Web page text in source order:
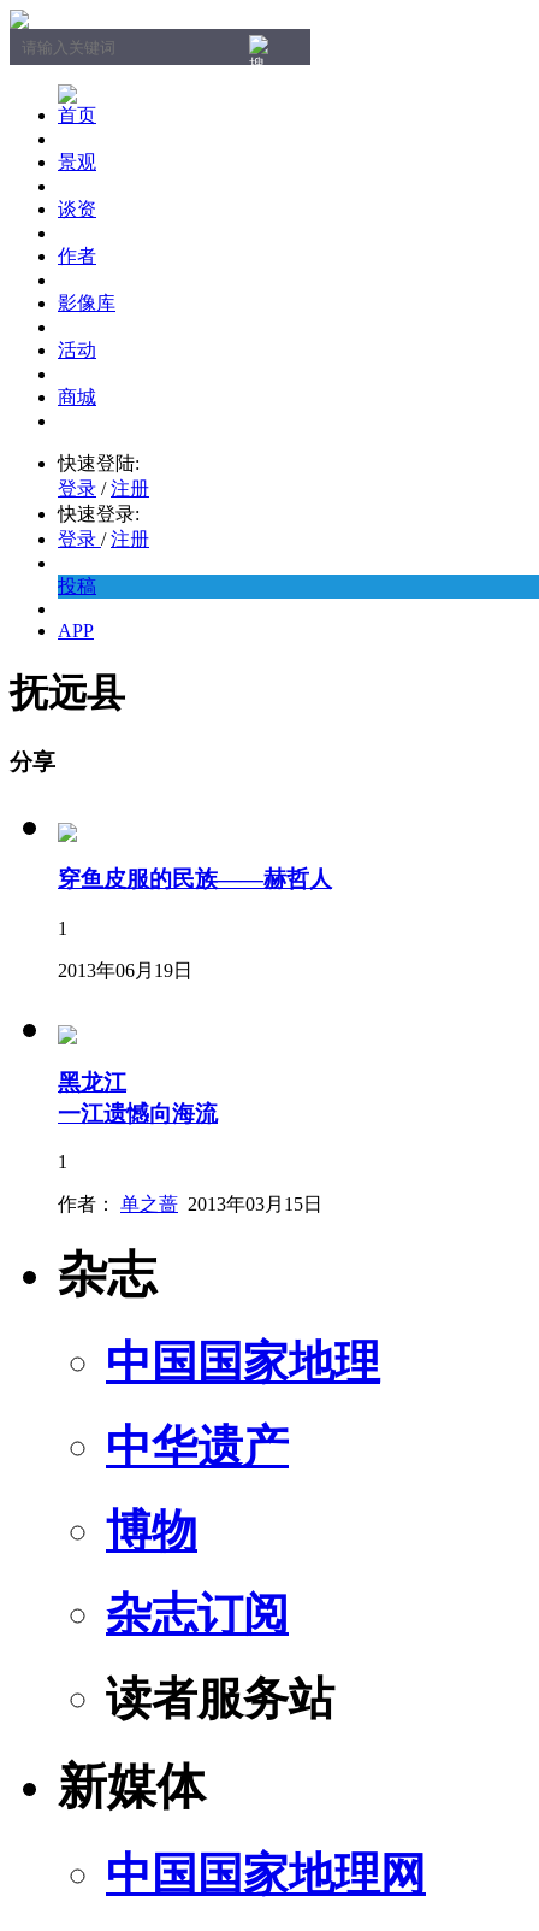
首页
景观
谈资
作者
影像库
活动
商城
快速登陆:
登录 / 注册
快速登录:
登录 / 注册
投稿
APP
抚远县
分享
穿鱼皮服的民族——赫哲人
1
2013年06月19日
黑龙江
一江遗憾向海流
1
作者： 单之蔷 2013年03月15日
杂志
中国国家地理
中华遗产
博物
杂志订阅
读者服务站
新媒体
中国国家地理网